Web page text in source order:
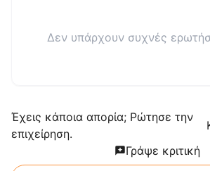
Δεν υπάρχουν συχνές
Έχεις κάποια απορία; Ρώτησε την
επιχείρηση.
Γράψε κριτική